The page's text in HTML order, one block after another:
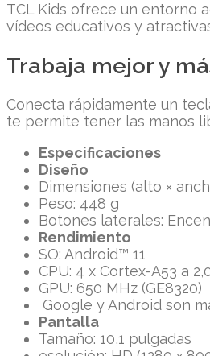
TCL Kids ofrece un entorno
vídeos educativos y
Trabaja mejor y
Conecta rápidamente un
te permite tener las manos
Especificaciones
Diseño
Dimensiones (alto ×
Peso: 448 g
Botones laterales:
Rendimiento
SO: Android™ 11
CPU: 4 x Cortex-A53 a
GPU: 650 MHz (GE8320)
Google y Android son
Pantalla
Tamaño: 10,1 pulgadas